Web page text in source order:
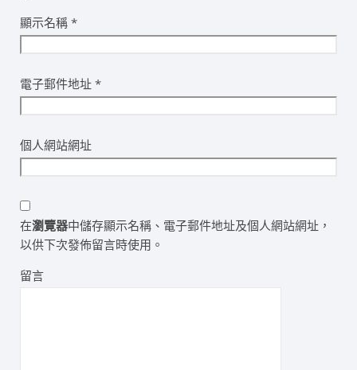
顯示名稱 *
電子郵件地址 *
個人網站網址
在瀏覽器中儲存顯示名稱、電子郵件地址及個人網站網址，
以供下次發佈留言時使用。
留言